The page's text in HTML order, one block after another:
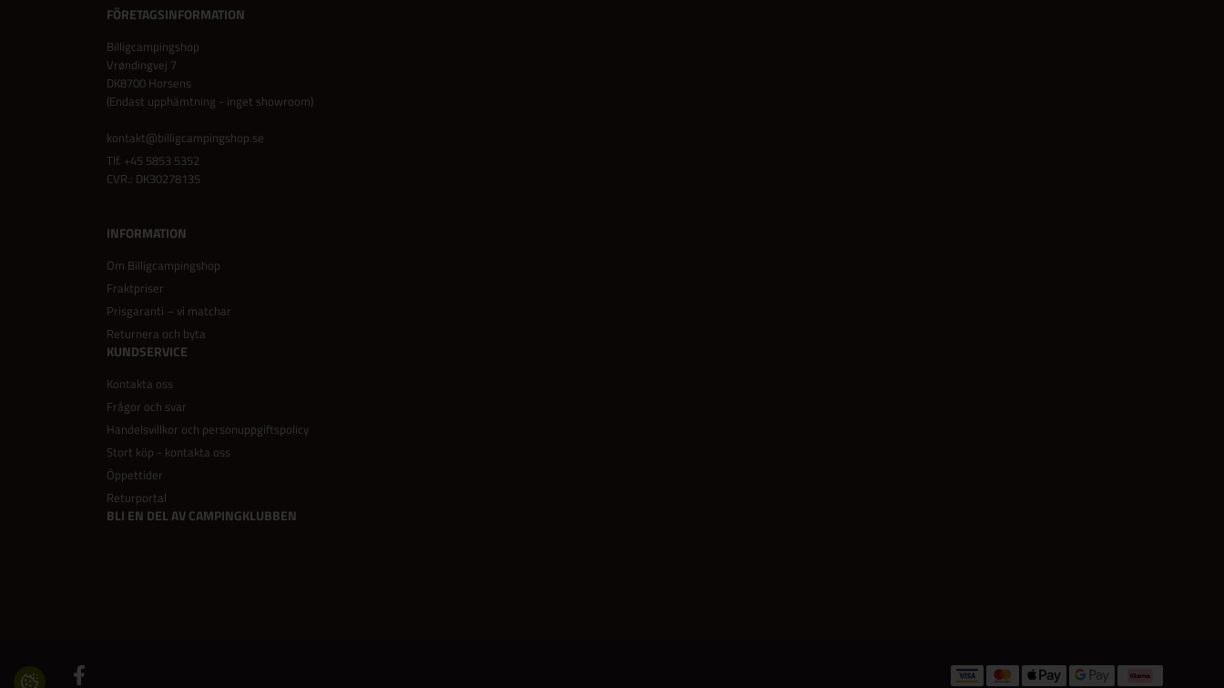
FÖRETAGSINFORMATION
Billigcampingshop
Vrøndingvej 7
DK8700 Horsens
(Endast upphämtning - inget showroom)
kontakt@billigcampingshop.se
Tlf. +45 5853 5352
CVR.: DK30278135
INFORMATION
Om Billigcampingshop
Fraktpriser
Prisgaranti – vi matchar
Returnera och byta
KUNDSERVICE
Kontakta oss
Frågor och svar
Handelsvillkor och personuppgiftspolicy
Stort köp - kontakta oss
Öppettider
Returportal
BLI EN DEL AV CAMPINGKLUBBEN